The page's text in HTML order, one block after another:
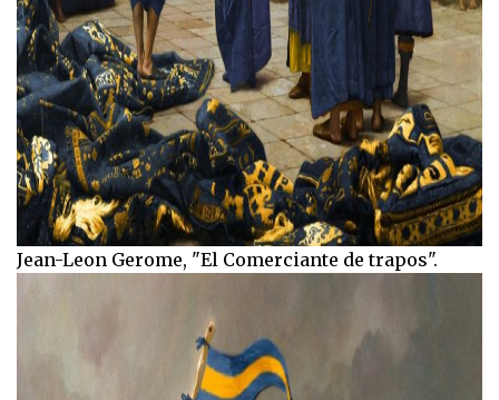
Jean-Leon Gerome, "El Comerciante de trapos".